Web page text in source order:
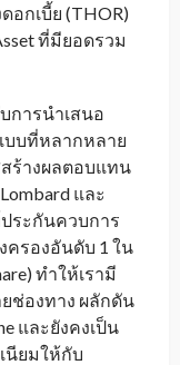
กเบี้ย (THOR)
ที่มียอดรวม
การนำเสนอ
บที่หลากหลาย
สร้างผลตอบแทน
และ
ระกันควบการ
ครองอันดับ 1 ใน
ทำให้เรามี
ช่องทาง ผลักดัน
และยังคงเป็น
นียมให้กับ